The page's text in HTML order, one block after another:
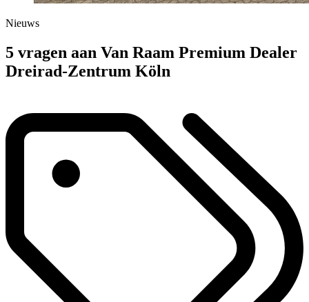
Nieuws
5 vragen aan Van Raam Premium Dealer
Dreirad-Zentrum Köln